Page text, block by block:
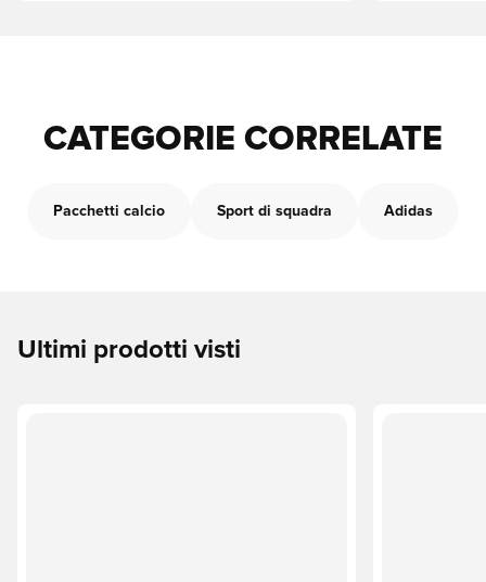
CATEGORIE CORRELATE
Pacchetti calcio Sport di squadra Adidas
Ultimi prodotti visti